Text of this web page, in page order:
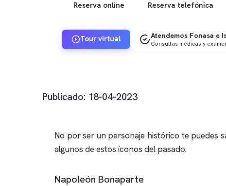
Reserva online Reserva telefónica
Tour virtual Atendemos Fonasa e
Consultas médicas y
Publicado: 18-04-2023
No por ser un personaje histórico te puedes
algunos de estos íconos del pasado.
Napoleón Bonaparte